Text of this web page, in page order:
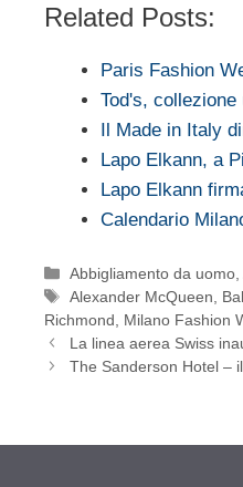
Related Posts:
Paris Fashion
Tod's, collezione
Il Made in Italy
Lapo Elkann, a
Lapo Elkann
Calendario
Categorie
Abbigliamento da uomo
Tag
Alexander McQueen
Richmond
Milano Fashion
La linea aerea Swiss
The Sanderson Hotel –